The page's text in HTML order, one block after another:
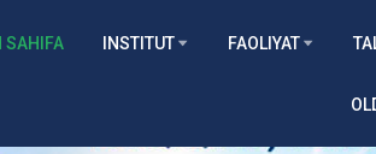
SAHIFA INSTITUT FAOLIYAT